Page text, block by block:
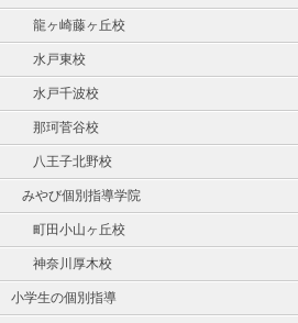
龍ヶ崎藤ヶ丘校
水戸東校
水戸千波校
那珂菅谷校
八王子北野校
みやび個別指導学院
町田小山ヶ丘校
神奈川厚木校
小学生の個別指導